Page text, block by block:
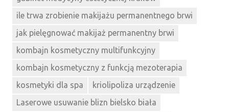
ile trwa zrobienie makijażu permanentnego brwi
jak pielęgnować makijaż permanentny brwi
kombajn kosmetyczny multifunkcyjny
kombajn kosmetyczny z funkcją mezoterapia
kosmetyki dla spa
kriolipoliza urządzenie
Laserowe usuwanie blizn bielsko biała